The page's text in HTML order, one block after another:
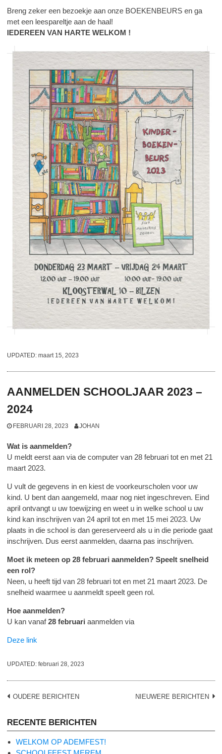
Breng zeker een bezoekje aan onze BOEKENBEURS en ga
met een leespareltje aan de haal!
IEDEREEN VAN HARTE WELKOM !
UPDATED:maart 15, 2023
AANMELDEN SCHOOLJAAR 2023 –
2024
FEBRUARI 28, 2023 JOHAN
Wat is aanmelden?
U meldt eerst aan via de computer van 28 februari tot en met 21
maart 2023.
U vult de gegevens in en kiest de voorkeurscholen voor uw
kind. U bent dan aangemeld, maar nog niet ingeschreven. Eind
april ontvangt u uw toewijzing en weet u in welke school u uw
kind kan inschrijven van 24 april tot en met 15 mei 2023. Uw
plaats in die school is dan gereserveerd als u in die periode gaat
inschrijven. Dus eerst aanmelden, daarna pas inschrijven.
Moet ik meteen op 28 februari aanmelden? Speelt snelheid
een rol?
Neen, u heeft tijd van 28 februari tot en met 21 maart 2023. De
snelheid waarmee u aanmeldt speelt geen rol.
Hoe aanmelden?
U kan vanaf28 februari aanmelden via
Deze link
UPDATED:februari 28, 2023
Berichtennavigatie
OUDERE BERICHTEN NIEUWERE BERICHTEN
RECENTE BERICHTEN
WELKOM OP ADEMFEST!